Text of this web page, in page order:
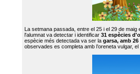
La setmana passada, entre el 25 i el 29 de
l'alumnat va detectar i identificar 31 espècies
espècie més detectada va ser la garsa, amb
observades es completa amb l’oreneta vulgar,